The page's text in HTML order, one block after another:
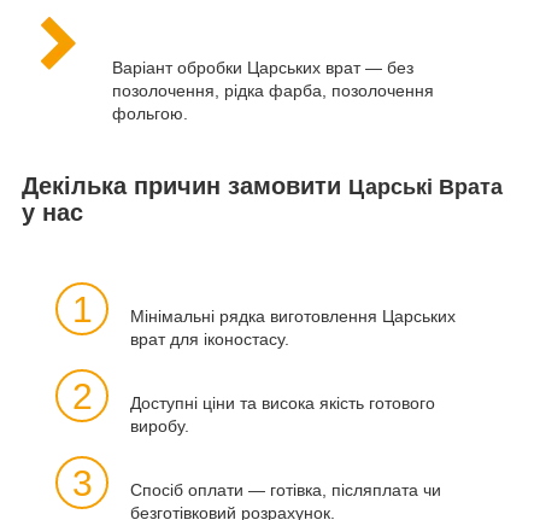
Варіант обробки Царських врат — без
позолочення, рідка фарба, позолочення
фольгою.
Декілька причин замовити Царські Врата
у нас
1
Мінімальні рядка виготовлення Царських
врат для іконостасу.
2
Доступні ціни та висока якість готового
виробу.
3
Спосіб оплати — готівка, післяплата чи
безготівковий розрахунок.